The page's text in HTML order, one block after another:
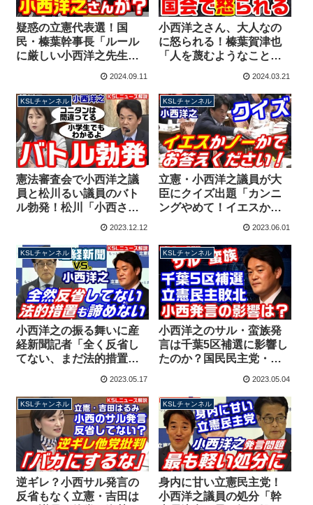
疑惑の立憲代表選！国
民・榛葉幹事長「ルール
に厳しい小西洋之先生が
薦人の名義貸し問題で皮
肉たっぷり【KSLチャン
ネル】
2024.09.11
小西洋之さん、大人なの
に怒られる！榛葉賀津也
「人を蔑むようなことは
「・・・（ペコリ）」
2024.03.21
KSLチャンネル
憲法審査会で小西洋之議
員と松川るい議員のバト
ル勃発！松川「小西さん
は理解していない」小西
2023.12.12
KSLチャンネル
立憲・小西洋之議員が大
臣にクイズ出題「カンニ
ングやめて！イエスかノ
ーかでお答えください」
抗議
2023.06.01
KSLチャンネル
小西洋之の振る舞いに産
経新聞記者「全く反省し
てない、まだ法的措置を
取ると言ってる」→岡田
幹事長「幹事長注意は重
い」意味不明
2023.05.17
KSLチャンネル
小西洋之のサル・蛮族発
言は千葉5区補選に影響し
たのか？国民民主党・榛
葉賀津也幹事長の証言か
ら分析する立憲民主党の
敗因
2023.05.04
KSLチャンネル
逆ギレ？小西サル発言の
反省もなく立憲・吉田は
KSLチャンネル
身内に甘い立憲民主党！
小西洋之議員の処分「幹